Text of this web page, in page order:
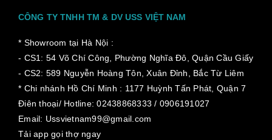
CÔNG TY TNHH TM & DV USS VIỆT NAM
* Showroom tại Hà Nội :
- CS1: 54 Võ Chí Công, Phường Nghĩa Đô, Quận Cầu Giấy
- CS2: 589 Nguyễn Hoàng Tôn, Xuân Đỉnh, Bắc Từ Liêm
* Chi nhánh Hồ Chí Minh : 1177 Huỳnh Tấn Phát, Quận 7
Điên thoại/ Hotline: 02438868333 / 0906191027
Email: Ussvietnam99@gmail.com
Tải app gọi thợ ngay